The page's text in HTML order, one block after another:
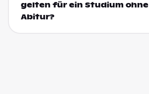
gelten für ein Studium ohne
Abitur?